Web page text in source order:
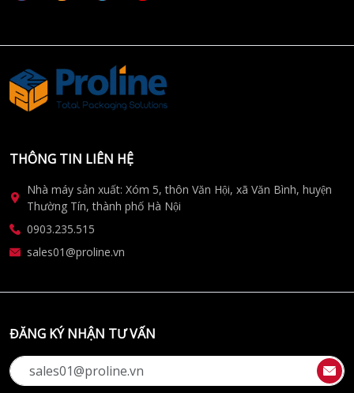
THÔNG TIN LIÊN HỆ
Nhà máy sản xuất: Xóm 5, thôn Văn Hội, xã Văn Bình, huyện
Thường Tín, thành phố Hà Nội
0903.235.515
sales01@proline.vn
ĐĂNG KÝ NHẬN TƯ VẤN